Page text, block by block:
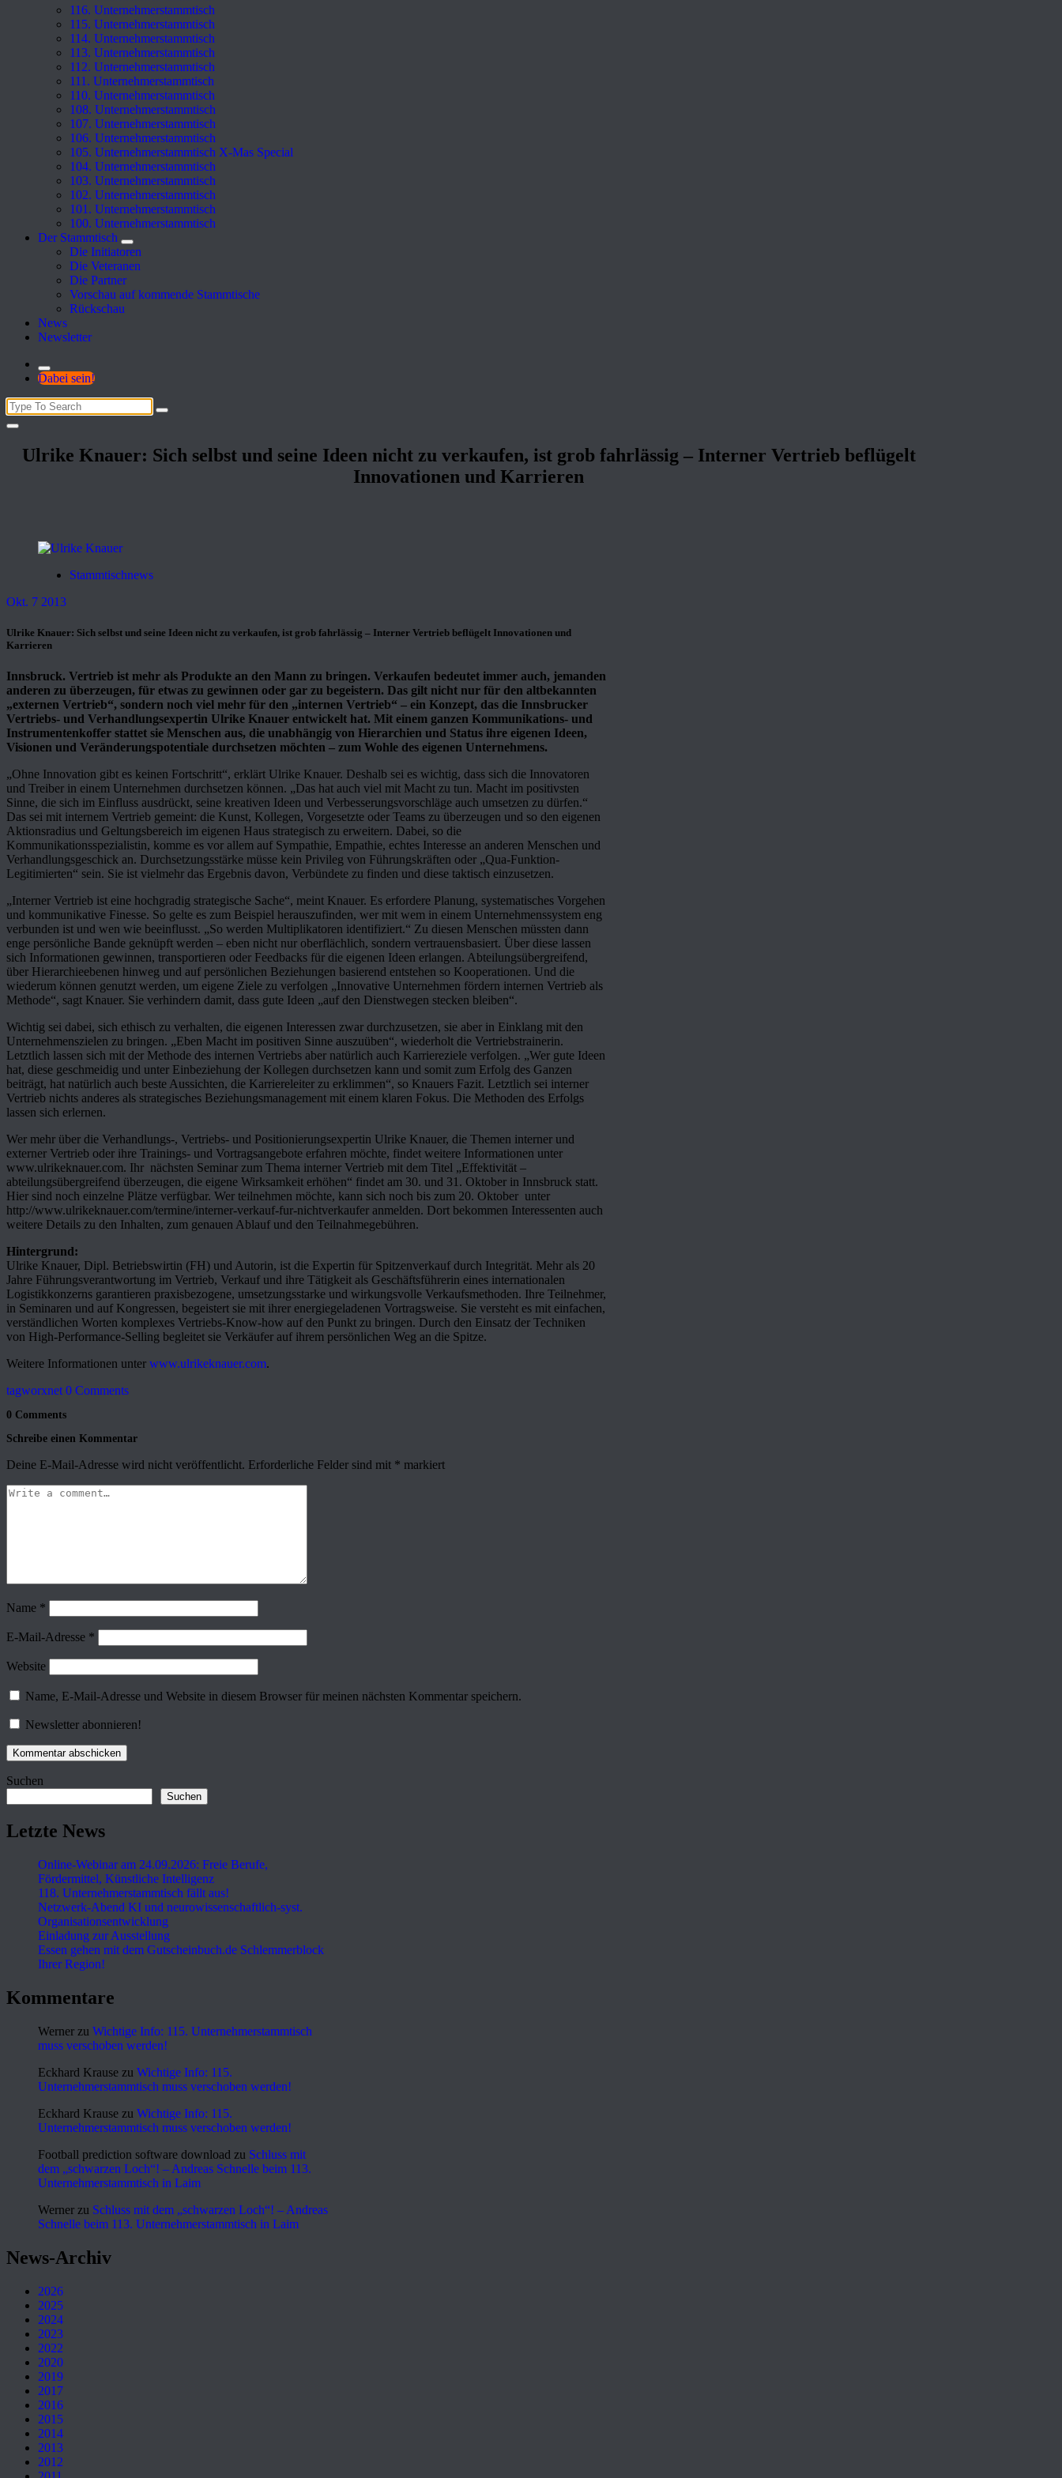
116. Unternehmerstammtisch
115. Unternehmerstammtisch
114. Unternehmerstammtisch
113. Unternehmerstammtisch
112. Unternehmerstammtisch
111. Unternehmerstammtisch
110. Unternehmerstammtisch
108. Unternehmerstammtisch
107. Unternehmerstammtisch
106. Unternehmerstammtisch
105. Unternehmerstammtisch X-Mas Special
104. Unternehmerstammtisch
103. Unternehmerstammtisch
102. Unternehmerstammtisch
101. Unternehmerstammtisch
100. Unternehmerstammtisch
Der Stammtisch
Die Initiatoren
Die Veteranen
Die Partner
Vorschau auf kommende Stammtische
Rückschau
News
Newsletter
Dabei sein!
Search
for:
Ulrike Knauer: Sich selbst und seine Ideen nicht zu verkaufen, ist grob fahrlässig – Interner Vertrieb beflügelt
Innovationen und Karrieren
Stammtischnews
Okt. 7 2013
Ulrike Knauer: Sich selbst und seine Ideen nicht zu verkaufen, ist grob fahrlässig – Interner Vertrieb beflügelt Innovationen und
Karrieren
Innsbruck. Vertrieb ist mehr als Produkte an den Mann zu bringen. Verkaufen bedeutet immer auch, jemanden
anderen zu überzeugen, für etwas zu gewinnen oder gar zu begeistern. Das gilt nicht nur für den altbekannten
„externen Vertrieb“, sondern noch viel mehr für den „internen Vertrieb“ – ein Konzept, das die Innsbrucker
Vertriebs- und Verhandlungsexpertin Ulrike Knauer entwickelt hat. Mit einem ganzen Kommunikations- und
Instrumentenkoffer stattet sie Menschen aus, die unabhängig von Hierarchien und Status ihre eigenen Ideen,
Visionen und Veränderungspotentiale durchsetzen möchten – zum Wohle des eigenen Unternehmens.
„Ohne Innovation gibt es keinen Fortschritt“, erklärt Ulrike Knauer. Deshalb sei es wichtig, dass sich die Innovatoren
und Treiber in einem Unternehmen durchsetzen können. „Das hat auch viel mit Macht zu tun. Macht im positivsten
Sinne, die sich im Einfluss ausdrückt, seine kreativen Ideen und Verbesserungsvorschläge auch umsetzen zu dürfen.“
Das sei mit internem Vertrieb gemeint: die Kunst, Kollegen, Vorgesetzte oder Teams zu überzeugen und so den eigenen
Aktionsradius und Geltungsbereich im eigenen Haus strategisch zu erweitern. Dabei, so die
Kommunikationsspezialistin, komme es vor allem auf Sympathie, Empathie, echtes Interesse an anderen Menschen und
Verhandlungsgeschick an. Durchsetzungsstärke müsse kein Privileg von Führungskräften oder „Qua-Funktion-
Legitimierten“ sein. Sie ist vielmehr das Ergebnis davon, Verbündete zu finden und diese taktisch einzusetzen.
„Interner Vertrieb ist eine hochgradig strategische Sache“, meint Knauer. Es erfordere Planung, systematisches Vorgehen
und kommunikative Finesse. So gelte es zum Beispiel herauszufinden, wer mit wem in einem Unternehmenssystem eng
verbunden ist und wen wie beeinflusst. „So werden Multiplikatoren identifiziert.“ Zu diesen Menschen müssten dann
enge persönliche Bande geknüpft werden – eben nicht nur oberflächlich, sondern vertrauensbasiert. Über diese lassen
sich Informationen gewinnen, transportieren oder Feedbacks für die eigenen Ideen erlangen. Abteilungsübergreifend,
über Hierarchieebenen hinweg und auf persönlichen Beziehungen basierend entstehen so Kooperationen. Und die
wiederum können genutzt werden, um eigene Ziele zu verfolgen „Innovative Unternehmen fördern internen Vertrieb als
Methode“, sagt Knauer. Sie verhindern damit, dass gute Ideen „auf den Dienstwegen stecken bleiben“.
Wichtig sei dabei, sich ethisch zu verhalten, die eigenen Interessen zwar durchzusetzen, sie aber in Einklang mit den
Unternehmenszielen zu bringen. „Eben Macht im positiven Sinne auszuüben“, wiederholt die Vertriebstrainerin.
Letztlich lassen sich mit der Methode des internen Vertriebs aber natürlich auch Karriereziele verfolgen. „Wer gute Ideen
hat, diese geschmeidig und unter Einbeziehung der Kollegen durchsetzen kann und somit zum Erfolg des Ganzen
beiträgt, hat natürlich auch beste Aussichten, die Karriereleiter zu erklimmen“, so Knauers Fazit. Letztlich sei interner
Vertrieb nichts anderes als strategisches Beziehungsmanagement mit einem klaren Fokus. Die Methoden des Erfolgs
lassen sich erlernen.
Wer mehr über die Verhandlungs-, Vertriebs- und Positionierungsexpertin Ulrike Knauer, die Themen interner und
externer Vertrieb oder ihre Trainings- und Vortragsangebote erfahren möchte, findet weitere Informationen unter
www.ulrikeknauer.com. Ihr nächsten Seminar zum Thema interner Vertrieb mit dem Titel „Effektivität –
abteilungsübergreifend überzeugen, die eigene Wirksamkeit erhöhen“ findet am 30. und 31. Oktober in Innsbruck statt.
Hier sind noch einzelne Plätze verfügbar. Wer teilnehmen möchte, kann sich noch bis zum 20. Oktober unter
http://www.ulrikeknauer.com/termine/interner-verkauf-fur-nichtverkaufer anmelden. Dort bekommen Interessenten auch
weitere Details zu den Inhalten, zum genauen Ablauf und den Teilnahmegebühren.
Hintergrund:
Ulrike Knauer, Dipl. Betriebswirtin (FH) und Autorin, ist die Expertin für Spitzenverkauf durch Integrität. Mehr als 20
Jahre Führungsverantwortung im Vertrieb, Verkauf und ihre Tätigkeit als Geschäftsführerin eines internationalen
Logistikkonzerns garantieren praxisbezogene, umsetzungsstarke und wirkungsvolle Verkaufsmethoden. Ihre Teilnehmer,
in Seminaren und auf Kongressen, begeistert sie mit ihrer energiegeladenen Vortragsweise. Sie versteht es mit einfachen,
verständlichen Worten komplexes Vertriebs-Know-how auf den Punkt zu bringen. Durch den Einsatz der Techniken
von High-Performance-Selling begleitet sie Verkäufer auf ihrem persönlichen Weg an die Spitze.
Weitere Informationen unter www.ulrikeknauer.com.
tagworxnet 0 Comments
0 Comments
Schreibe einen Kommentar
Deine E-Mail-Adresse wird nicht veröffentlicht. Erforderliche Felder sind mit * markiert
Name *
E-Mail-Adresse *
Website
Name, E-Mail-Adresse und Website in diesem Browser für meinen nächsten Kommentar speichern.
Newsletter abonnieren!
Suchen
Suchen
Letzte News
Online-Webinar am 24.09.2026: Freie Berufe,
Fördermittel, Künstliche Intelligenz
118. Unternehmerstammtisch fällt aus!
Netzwerk-Abend KI und neurowissenschaftlich-syst.
Organisationsentwicklung
Einladung zur Ausstellung
Essen gehen mit dem Gutscheinbuch.de Schlemmerblock
Ihrer Region!
Kommentare
Werner zu Wichtige Info: 115. Unternehmerstammtisch
muss verschoben werden!
Eckhard Krause zu Wichtige Info: 115.
Unternehmerstammtisch muss verschoben werden!
Eckhard Krause zu Wichtige Info: 115.
Unternehmerstammtisch muss verschoben werden!
Football prediction software download zu Schluss mit
dem „schwarzen Loch“! – Andreas Schnelle beim 113.
Unternehmerstammtisch in Laim
Werner zu Schluss mit dem „schwarzen Loch“! – Andreas
Schnelle beim 113. Unternehmerstammtisch in Laim
News-Archiv
2026
2025
2024
2023
2022
2020
2019
2017
2016
2015
2014
2013
2012